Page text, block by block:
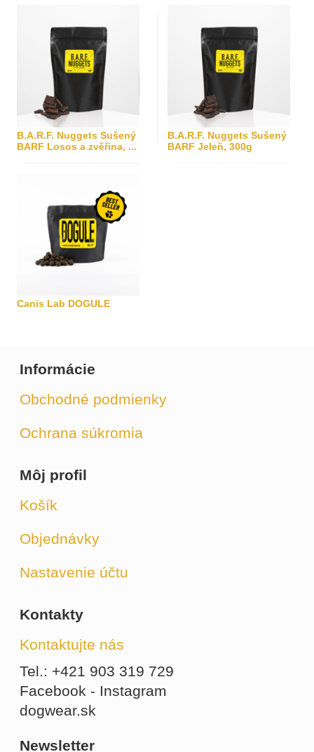
B.A.R.F. Nuggets Sušený
BARF Losos a zvěřina, ...
B.A.R.F. Nuggets Sušený
BARF Jeleň, 300g
Canis Lab DOGULE
Informácie
Obchodné podmienky
Ochrana súkromia
Môj profil
Košík
Objednávky
Nastavenie účtu
Kontakty
Kontaktujte nás
Tel.: +421 903 319 729
Facebook - Instagram
dogwear.sk
Newsletter